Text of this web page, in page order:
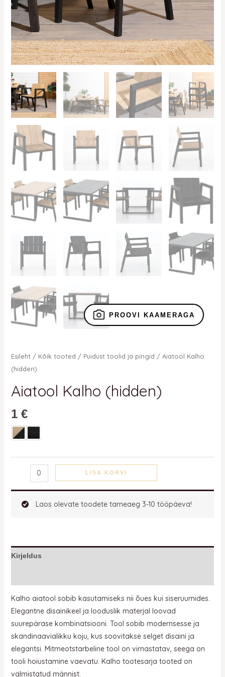
PROOVI KAAMERAGA
Esileht / Kõik tooted / Puidust toolid ja pingid / Aiatool Kalho
(hidden)
Aiatool Kalho (hidden)
1 €
LISA KORVI
Laos olevate toodete tarneaeg 3-10 tööpäeva!
Kirjeldus
Kalho aiatool sobib kasutamiseks nii õues kui siseruumides.
Elegantne disainikeel ja looduslik materjal loovad
suurepärase kombinatsiooni. Tool sobib modernsesse ja
skandinaavialikku koju, kus soovitakse selget disaini ja
elegantsi. Mitmeotstarbeline tool on virnastatav, seega on
tooli hoiustamine vaevatu. Kalho tootesarja tooted on
valmistatud männist.